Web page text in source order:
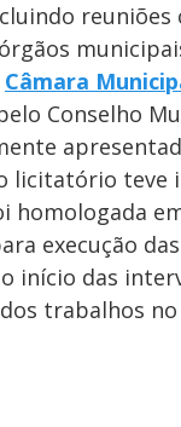
Câmara
Conselho
licitatório teve
homologada
execução
início das
trabalhos